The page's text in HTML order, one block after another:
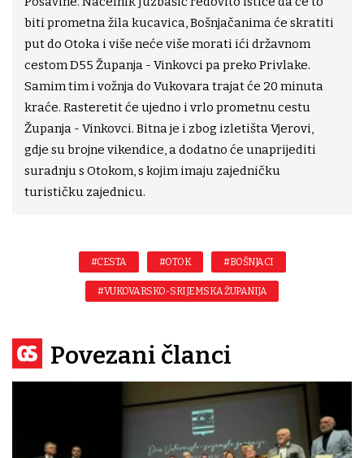
biti prometna žila kucavica, Bošnjačanima će skratiti
put do Otoka i više neće više morati ići državnom
cestom D55 Županja - Vinkovci pa preko Privlake.
Samim tim i vožnja do Vukovara trajat će 20 minuta
kraće. Rasteretit će ujedno i vrlo prometnu cestu
Županja - Vinkovci. Bitna je i zbog izletišta Vjerovi,
gdje su brojne vikendice, a dodatno će unaprijediti
suradnju s Otokom, s kojim imaju zajedničku
turističku zajednicu.
#CESTA #OTOK #BOŠNJACI
#VUKOVARSKO-SRIJEMSKA ŽUPANIJA
Povezani članci